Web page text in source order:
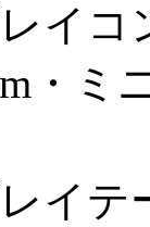
イコ
・
イテ